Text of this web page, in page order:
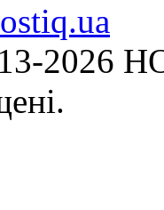
2026